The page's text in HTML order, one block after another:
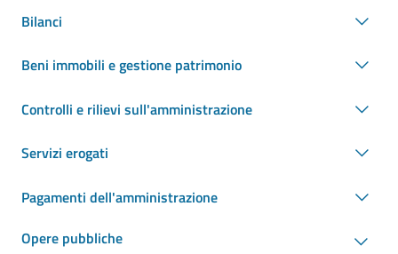
Bilanci
Beni immobili e gestione patrimonio
Controlli e rilievi sull'amministrazione
Servizi erogati
Pagamenti dell'amministrazione
Opere pubbliche